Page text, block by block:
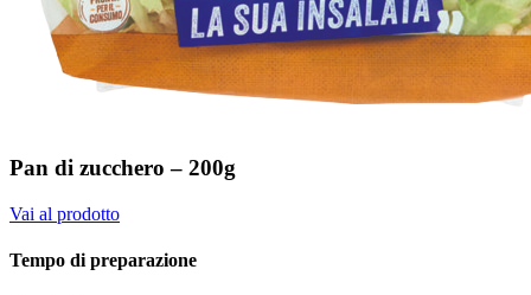
Pan di zucchero – 200g
Vai al prodotto
Tempo di preparazione